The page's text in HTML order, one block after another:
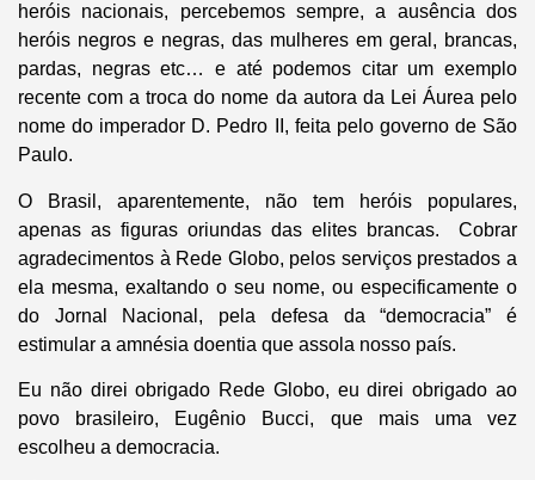
heróis nacionais, percebemos sempre, a ausência dos
heróis negros e negras, das mulheres em geral, brancas,
pardas, negras etc… e até podemos citar um exemplo
recente com a troca do nome da autora da Lei Áurea pelo
nome do imperador D. Pedro II, feita pelo governo de São
Paulo.
O Brasil, aparentemente, não tem heróis populares,
apenas as figuras oriundas das elites brancas. Cobrar
agradecimentos à Rede Globo, pelos serviços prestados a
ela mesma, exaltando o seu nome, ou especificamente o
do Jornal Nacional, pela defesa da “democracia” é
estimular a amnésia doentia que assola nosso país.
Eu não direi obrigado Rede Globo, eu direi obrigado ao
povo brasileiro, Eugênio Bucci, que mais uma vez
escolheu a democracia.